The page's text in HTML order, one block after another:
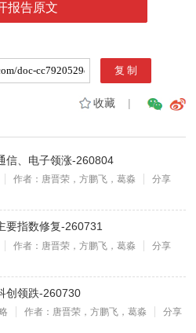
报告原文
收藏|
信、电子领涨-260804
作者：唐晋荣，方鹏飞，葛淼
分享
要指数修复-260731
作者：唐晋荣，方鹏飞，葛淼
分享
创领跌-260730
作者：唐晋荣，方鹏飞，葛淼
分享